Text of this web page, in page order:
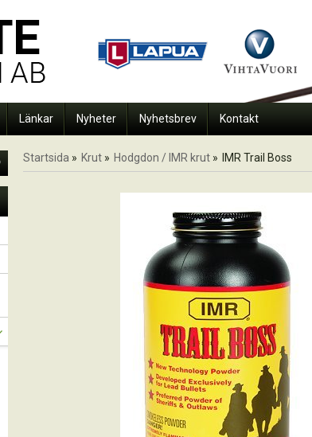
Länkar Nyheter Nyhetsbrev Kontakt
Startsida » Krut » Hodgdon / IMR krut » IMR Trail Boss